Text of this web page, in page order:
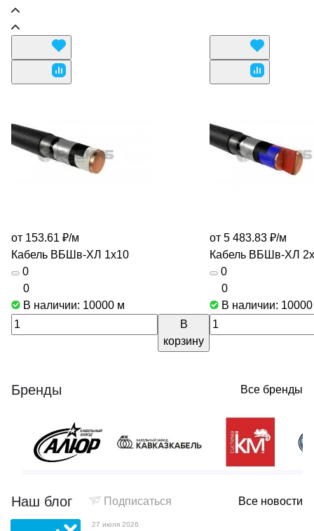
от 153.61 ₽/м
Кабель ВБШв-ХЛ 1х10
0
0
В наличии: 10000 м
В
корзину
от 5 483.83 ₽/м
Кабель ВБШв-ХЛ
0
0
В наличии:
Бренды Все бренды
Наш блог Подписаться Все новости
27 июля 2026